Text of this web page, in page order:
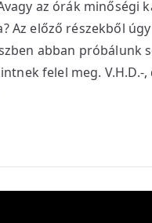
az órák minőségi
Az előző részekből
abban próbálunk
felel meg.